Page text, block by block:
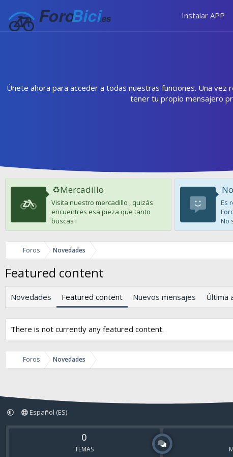
Instalar APP
Únete ahora para acceder a todas nuestras funciones. Una
tener tu propio mensajero
♻️Mercadillo
Visita nuestro mercadillo , quizás
encuentres esa pieza que tanto
buscas !
Es
No
Foros Novedades
Featured content
Novedades Featured content Nuevos mensajes Última
There is not currently any featured content.
Foros Novedades
Español (ES)
0
TEMAS